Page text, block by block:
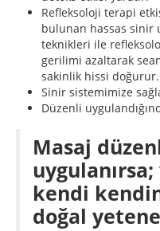
Refleksoloji terapi
bulunan hassas sinir
teknikleri ile
gerilimi azaltarak
sakinlik hissi doğurur.
Sinir sistemimize
Düzenli
Masaj
kendi
doğal